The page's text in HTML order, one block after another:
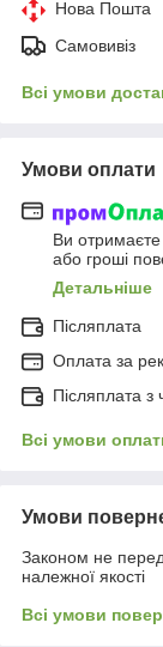
Нова Пошта
Самовивіз
Всі умови
Умови оплати
Ви
або гроші
Детальніше
Післяплата
Оплата за
Післяплата
Всі умови
Умови
Законом не
належної якості
Всі умови